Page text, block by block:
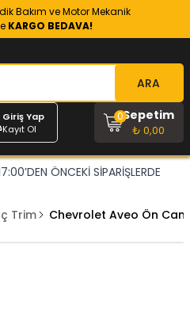
Bakım ve Motor Mekanik
KARGO BEDAVA!
ARA
Giriş Yap
Kayıt Ol
Sepetim
₺ 0,00
0
ÖNCEKİ SİPARİŞLERDE
Trim Chevrolet Aveo Ön